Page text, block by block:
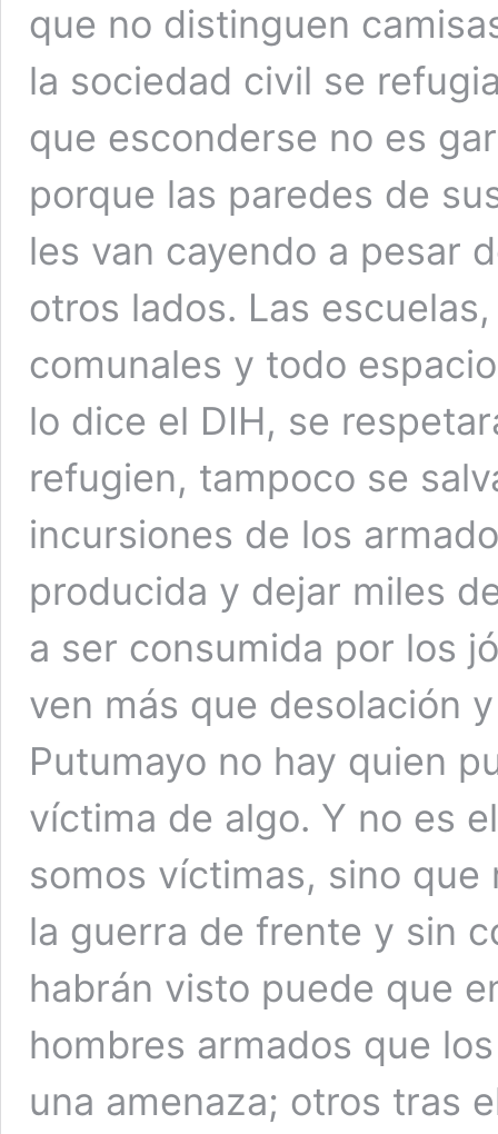
que no distinguen
la sociedad civil se
que esconderse no es
porque las paredes de
les van cayendo a pesar
otros lados. Las
comunales y todo
lo dice el DIH, se
refugien, tampoco se
incursiones de los
producida y dejar miles
a ser consumida por los
ven más que desolación
Putumayo no hay quien
víctima de algo. Y no es
somos víctimas, sino
la guerra de frente y sin
habrán visto puede que
hombres armados que
una amenaza; otros tras